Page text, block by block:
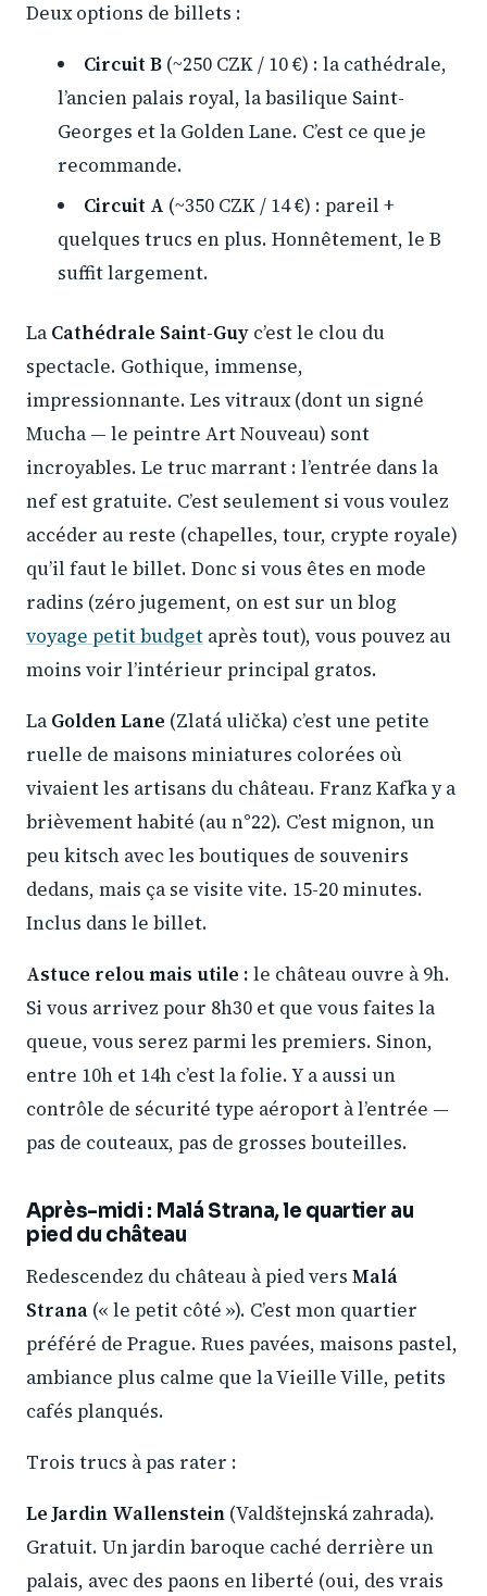
Deux options de billets :
Circuit B (~250 CZK / 10 €) : la cathédrale,
l’ancien palais royal, la basilique Saint-
Georges et la Golden Lane. C’est ce que je
recommande.
Circuit A (~350 CZK / 14 €) : pareil +
quelques trucs en plus. Honnêtement, le B
suffit largement.
LaCathédrale Saint-Guy c’est le clou du
spectacle. Gothique, immense,
impressionnante. Les vitraux (dont un signé
Mucha — le peintre Art Nouveau) sont
incroyables. Le truc marrant : l’entrée dans la
nef est gratuite. C’est seulement si vous voulez
accéder au reste (chapelles, tour, crypte royale)
qu’il faut le billet. Donc si vous êtes en mode
radins (zéro jugement, on est sur un blog
voyage petit budget après tout), vous pouvez au
moins voir l’intérieur principal gratos.
LaGolden Lane (Zlatá ulička) c’est une petite
ruelle de maisons miniatures colorées où
vivaient les artisans du château. Franz Kafka y a
brièvement habité (au n°22). C’est mignon, un
peu kitsch avec les boutiques de souvenirs
dedans, mais ça se visite vite. 15-20 minutes.
Inclus dans le billet.
Astuce relou mais utile : le château ouvre à 9h.
Si vous arrivez pour 8h30 et que vous faites la
queue, vous serez parmi les premiers. Sinon,
entre 10h et 14h c’est la folie. Y a aussi un
contrôle de sécurité type aéroport à l’entrée —
pas de couteaux, pas de grosses bouteilles.
Après-midi : Malá Strana, le quartier au
pied du château
Redescendez du château à pied vers Malá
Strana (« le petit côté »). C’est mon quartier
préféré de Prague. Rues pavées, maisons pastel,
ambiance plus calme que la Vieille Ville, petits
cafés planqués.
Trois trucs à pas rater :
Le Jardin Wallenstein (Valdštejnská zahrada).
Gratuit. Un jardin baroque caché derrière un
palais, avec des paons en liberté (oui, des vrais